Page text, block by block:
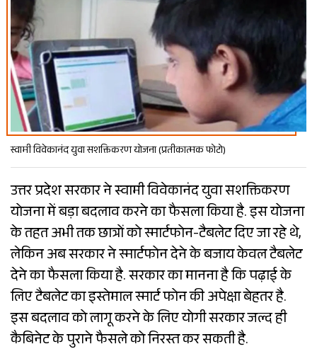
स्वामी विवेकानंद युवा सशक्तिकरण योजना (प्रतीकात्मक फोटो)
उत्तर प्रदेश सरकार ने स्वामी विवेकानंद युवा सशक्तिकरण
योजना में बड़ा बदलाव करने का फैसला किया है. इस योजना
के तहत अभी तक छात्रों को स्मार्टफोन-टैबलेट दिए जा रहे थे,
लेकिन अब सरकार ने स्मार्टफोन देने के बजाय केवल टैबलेट
देने का फैसला किया है. सरकार का मानना है कि पढ़ाई के
लिए टैबलेट का इस्तेमाल स्मार्ट फोन की अपेक्षा बेहतर है.
इस बदलाव को लागू करने के लिए योगी सरकार जल्द ही
कैबिनेट के पुराने फैसले को निरस्त कर सकती है.